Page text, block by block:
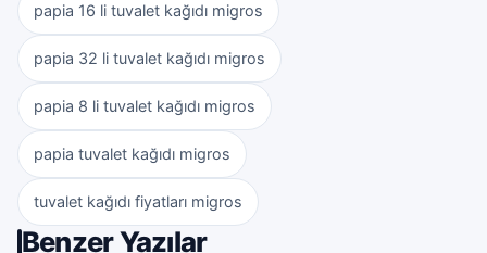
papia 16 li tuvalet kağıdı migros
papia 32 li tuvalet kağıdı migros
papia 8 li tuvalet kağıdı migros
papia tuvalet kağıdı migros
tuvalet kağıdı fiyatları migros
Benzer Yazılar